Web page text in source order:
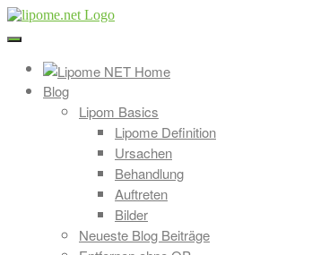
Direkt
Inhalt
Blog
Lipom Basics
Lipome Definition
Ursachen
Behandlung
Auftreten
Bilder
Neueste Blog Beiträge